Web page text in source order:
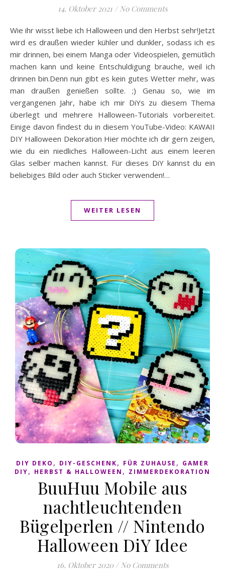
14. Oktober 2021 / No Comments
Wie ihr wisst liebe ich Halloween und den Herbst sehr!Jetzt
wird es draußen wieder kühler und dunkler, sodass ich es
mir drinnen, bei einem Manga oder Videospielen, gemütlich
machen kann und keine Entschuldigung brauche, weil ich
drinnen bin.Denn nun gibt es kein gutes Wetter mehr, was
man draußen genießen sollte. ;) Genau so, wie im
vergangenen Jahr, habe ich mir DiYs zu diesem Thema
überlegt und mehrere Halloween-Tutorials vorbereitet.
Einige davon findest du in diesem YouTube-Video: KAWAII
DIY Halloween Dekoration Hier möchte ich dir gern zeigen,
wie du ein niedliches Halloween-Licht aus einem leeren
Glas selber machen kannst. Für dieses DiY kannst du ein
beliebiges Bild oder auch Sticker verwenden!…
WEITER LESEN
DIY DEKO , DIY-GESCHENK, FÜR ZUHAUSE , GAMER
DIY, HERBST & HALLOWEEN , ZIMMERDEKORATION
BuuHuu Mobile aus
nachtleuchtenden
Bügelperlen // Nintendo
Halloween DiY Idee
16. Oktober 2020 / No Comments